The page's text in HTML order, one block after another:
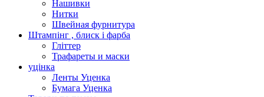
Нашивки
Нитки
Швейная фурнитура
Штампінг , блиск і фарба
Гліттер
Трафареты и маски
уцінка
Ленты Уценка
Бумага Уценка